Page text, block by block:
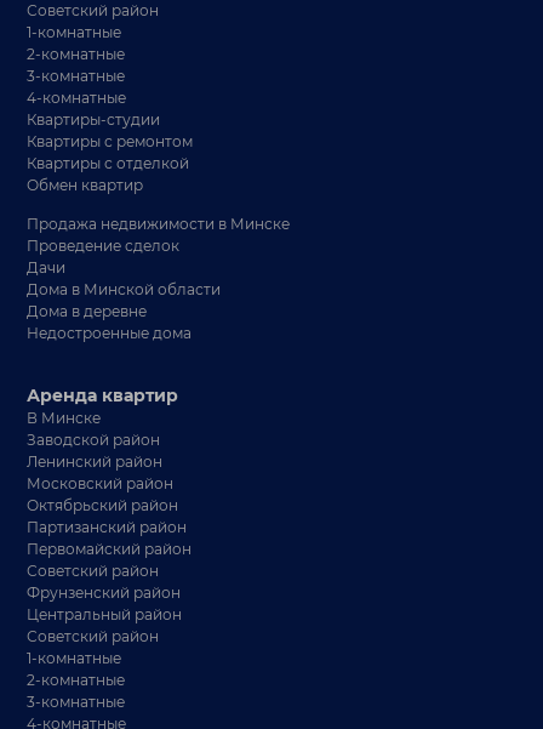
Советский район
1-комнатные
2-комнатные
3-комнатные
4-комнатные
Квартиры-студии
Квартиры с ремонтом
Квартиры с отделкой
Обмен квартир
Продажа недвижимости в Минске
Проведение сделок
Дачи
Дома в Минской области
Дома в деревне
Недостроенные дома
Аренда квартир
В Минске
Заводской район
Ленинский район
Московский район
Октябрьский район
Партизанский район
Первомайский район
Советский район
Фрунзенский район
Центральный район
Советский район
1-комнатные
2-комнатные
3-комнатные
4-комнатные